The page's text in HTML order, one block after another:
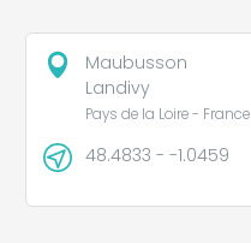
Maubusson
Landivy
Pays de la Loire - France
48.4833 - -1.0459